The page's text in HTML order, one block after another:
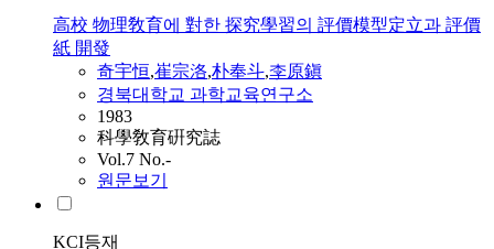
高校 物理敎育에 對한 探究學習의 評價模型定立과 評價
紙 開發
奇宇恒,崔宗洛,朴奉斗,李原鎭
경북대학교 과학교육연구소
1983
科學敎育硏究誌
Vol.7 No.-
원문보기
KCI등재